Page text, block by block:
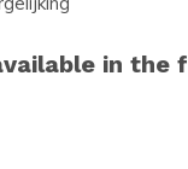
in the